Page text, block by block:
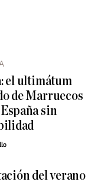
el ultimátum
de Marruecos
sin
del verano